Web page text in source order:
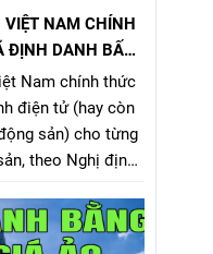
NAM CHÍNH
ĐỊNH DANH BẤT
Nam chính thức
điện tử (hay còn
sản) cho từng
theo Nghị định
1/3/2026) về xây
hệ thống thông